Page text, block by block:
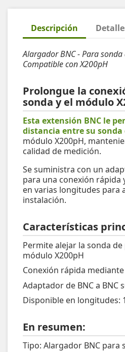
Descripción
Alargador BNC - Para
Compatible con X200pH
Prolongue la
sonda y el módulo
Esta extensión BNC le
distancia entre su sonda
módulo X200pH,
calidad de medición.
Se suministra con un
para una conexión rápida
en varias longitudes para
instalación.
Características
Permite alejar la sonda de
módulo X200pH
Conexión rápida
Adaptador de BNC a BNC
Disponible en longitudes:
En resumen:
Tipo: Alargador BNC para